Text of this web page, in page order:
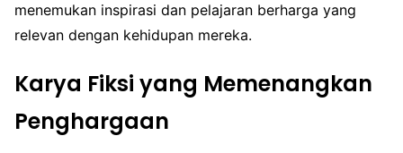
menemukan inspirasi dan pelajaran berharga yang
relevan dengan kehidupan mereka.
Karya Fiksi yang Memenangkan
Penghargaan